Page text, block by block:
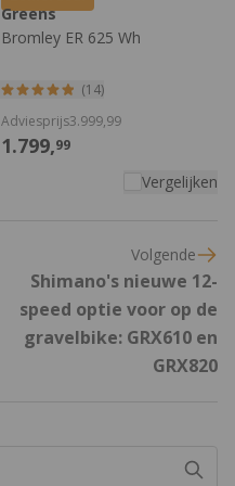
Greens
Bromley ER 625 Wh
(14)
1.799,99
Adviesprijs3.999,99
Vergelijken
Volgende
Shimano's nieuwe 12-
speed optie voor op de
gravelbike: GRX610 en
GRX820